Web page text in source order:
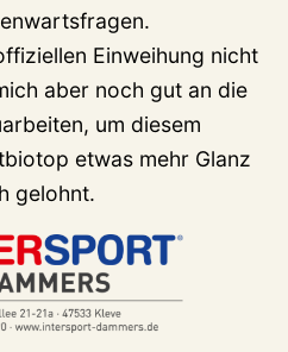
Einweihung nicht
aber noch gut an die
um diesem
etwas mehr Glanz
gelohnt.